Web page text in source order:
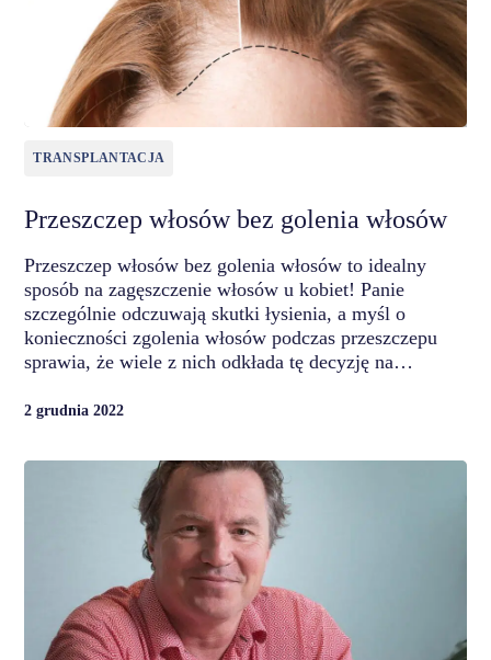
TRANSPLANTACJA
Przeszczep włosów bez golenia włosów
Przeszczep włosów bez golenia włosów to idealny
sposób na zagęszczenie włosów u kobiet! Panie
szczególnie odczuwają skutki łysienia, a myśl o
konieczności zgolenia włosów podczas przeszczepu
sprawia, że wiele z nich odkłada tę decyzję na…
2 grudnia 2022